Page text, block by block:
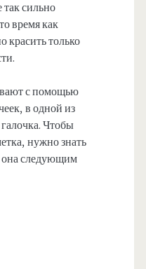
сильно
время как
красить только
с помощью
в одной из
Чтобы
нужно знать
она следующим